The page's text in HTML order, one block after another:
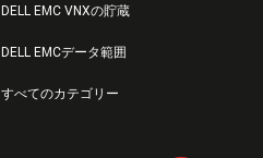
FAS X302A-R5貯蔵Netapp
DELL EMC VNXの貯蔵
DELL EMCデータ範囲
すべてのカテゴリー